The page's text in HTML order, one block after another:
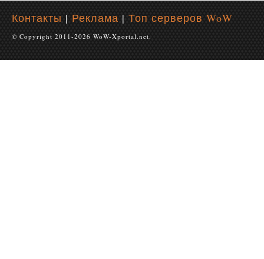
Контакты | Реклама | Топ серверов WoW
© Copyright 2011-2026 WoW-Xportal.net.